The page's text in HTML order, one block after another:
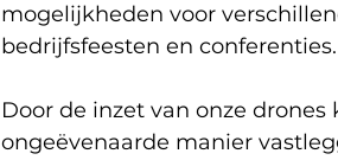
mogelijkheden voor
bedrijfsfeesten en conferenties.
Door de inzet van onze
ongeëvenaarde manier